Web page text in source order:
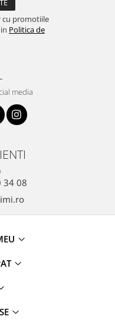
cu promotiile
Politica de
media
34 08